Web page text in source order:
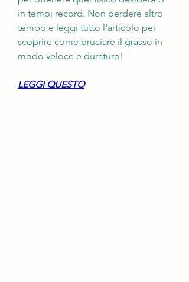
in tempi record. Non perdere altro
tempo e leggi tutto l'articolo per
scoprire come bruciare il grasso in
modo veloce e duraturo!
LEGGI QUESTO